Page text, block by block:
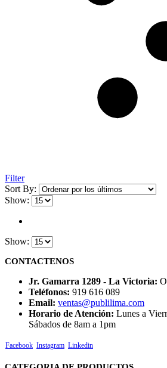
Filter
Sort By:
Show:
Show:
CONTACTENOS
Jr. Gamarra 1289 - La Victoria:
Teléfonos: 919 616 089
Email: ventas@publilima.com
Horario de Atención: Lunes a
Sábados de 8am a 1pm
Facebook Instagram Linkedin